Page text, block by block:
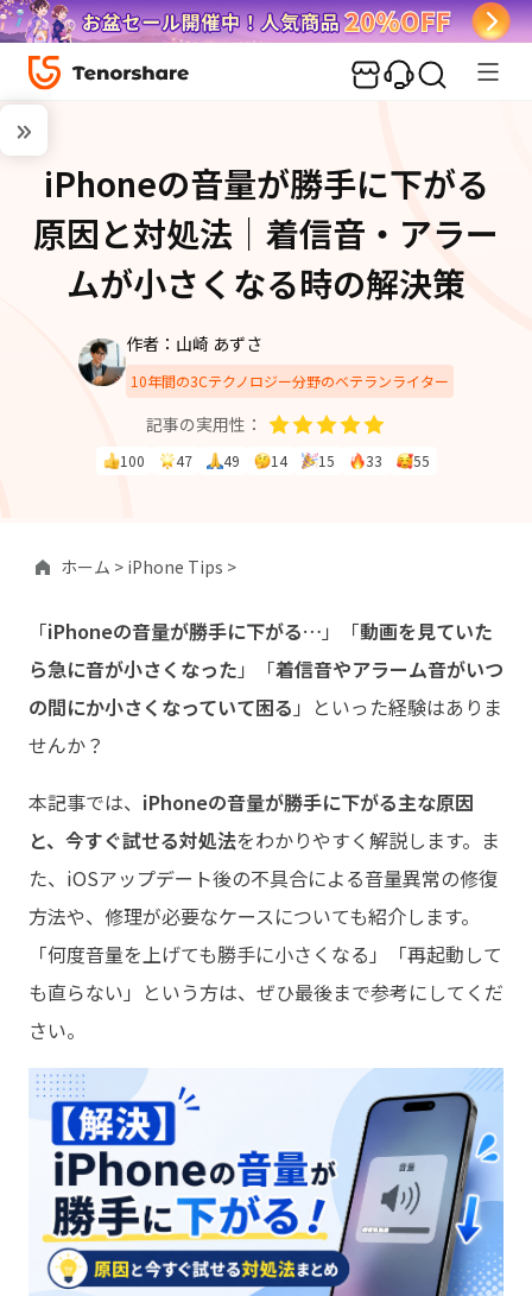
iPhoneの音量が勝手に下がる
原因と対処法｜着信音・アラー
ムが小さくなる時の解決策
作者：山崎 あずさ
10年間の3Cテクノロジー分野のベテランライター
記事の実用性：
100 47 49 14 15 33 55
ホーム > iPhone Tips >
「iPhoneの音量が勝手に下がる… 」「動画を見ていた
ら急に音が小さくなった 」「着信音やアラーム音がいつ
の間にか小さくなっていて困る 」といった経験はありま
せんか？
本記事では、 iPhoneの音量が勝手に下がる主な原因
と、今すぐ試せる対処法をわかりやすく解説します。ま
た、iOSアップデート後の不具合による音量異常の修復
方法や、修理が必要なケースについても紹介します。
「何度音量を上げても勝手に小さくなる」「再起動して
も直らない」という方は、ぜひ最後まで参考にしてくだ
さい。